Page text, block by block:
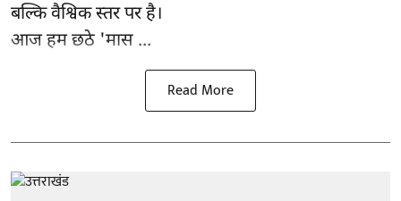
बल्कि वैश्विक स्तर पर है।
आज हम छठे 'मास ...
Read More